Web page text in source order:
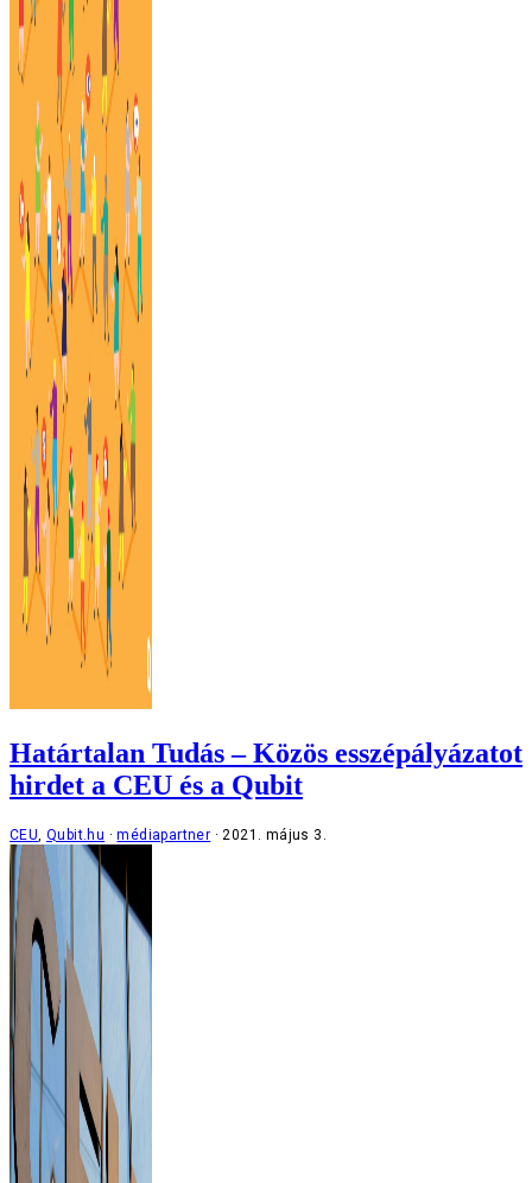
Határtalan Tudás – Közös esszépályázatot
hirdet a CEU és a Qubit
CEU, Qubit.hu médiapartner 2021. május 3.